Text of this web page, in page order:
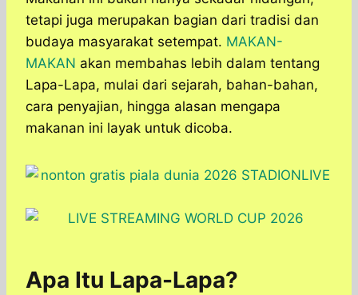
tetapi juga merupakan bagian dari tradisi dan
budaya masyarakat setempat. MAKAN-
MAKAN akan membahas lebih dalam tentang
Lapa-Lapa, mulai dari sejarah, bahan-bahan,
cara penyajian, hingga alasan mengapa
makanan ini layak untuk dicoba.
Apa Itu Lapa-Lapa?